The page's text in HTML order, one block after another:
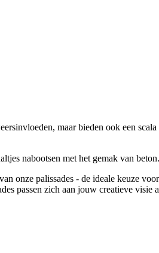
maar bieden ook een scala
nabootsen met het gemak van beton.
onze palissades - de ideale keuze
passen zich aan jouw creatieve visie